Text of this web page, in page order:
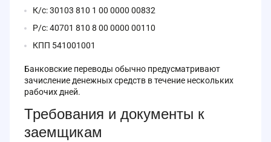
К/с: 30103 810 1 00 0000 00832
Р/с: 40701 810 8 00 0000 00110
КПП 541001001
Банковские переводы обычно предусматривают
зачисление денежных средств в течение нескольких
рабочих дней.
Требования и документы к
заемщикам